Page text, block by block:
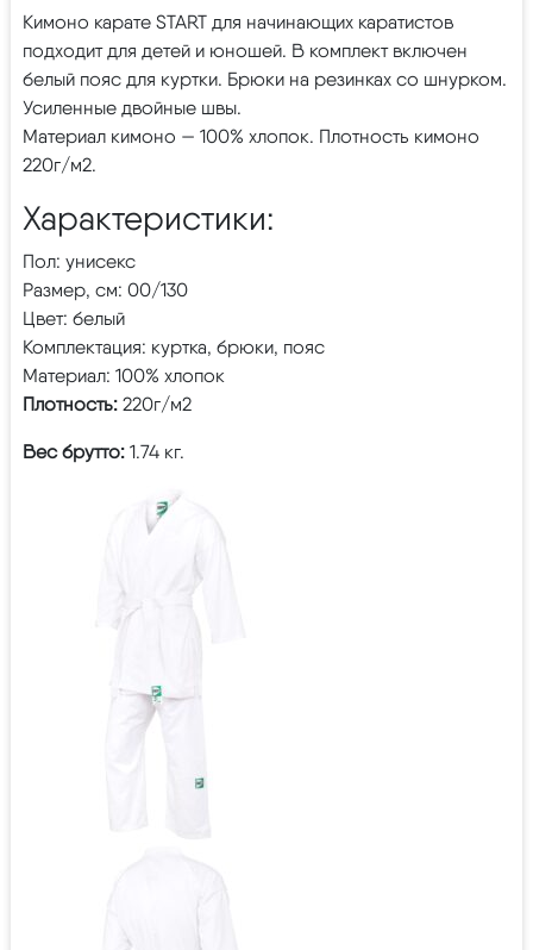
Кимоно карате START для начинающих каратистов
подходит для детей и юношей. В комплект включен
белый пояс для куртки. Брюки на резинках со шнурком.
Усиленные двойные швы.
Материал кимоно — 100% хлопок. Плотность кимоно
220г/м2.
Характеристики:
Пол: унисекс
Размер, см: 00/130
Цвет: белый
Комплектация: куртка, брюки, пояс
Материал: 100% хлопок
Плотность: 220г/м2
Вес брутто: 1.74 кг.